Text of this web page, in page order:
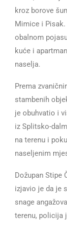
kroz borove
Mimice i
obalnom
kuće i
naselja.
Prema
stambenih
je obuhvatio i
iz Splitsko-
na terenu i
naseljenim
Dožupan Stipe
izjavio je da je
snage
terenu, policija